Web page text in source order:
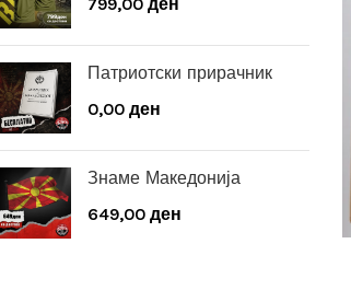
Патриотски прирачник
0,00 ден
Знаме Македонија
649,00 ден